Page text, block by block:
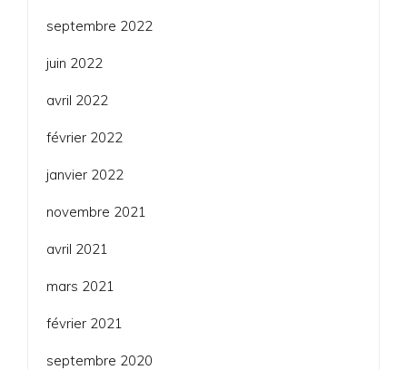
septembre 2022
juin 2022
avril 2022
février 2022
janvier 2022
novembre 2021
avril 2021
mars 2021
février 2021
septembre 2020